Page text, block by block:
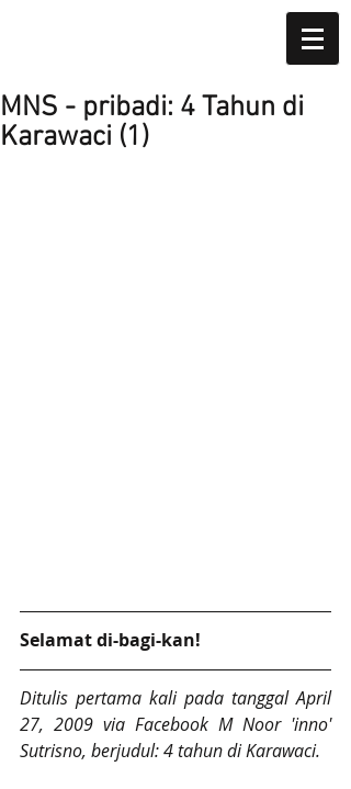
MNS - pribadi: 4 Tahun di
Karawaci (1)
Selamat di-bagi-kan!
Ditulis pertama kali pada tanggal April
27, 2009 via Facebook M Noor 'inno'
Sutrisno, berjudul: 4 tahun di Karawaci.